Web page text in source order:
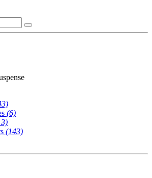
(6)
(143)